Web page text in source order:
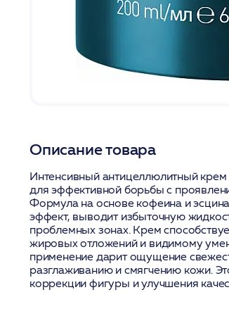
Описание товара
Интенсивный антицеллюлитный
для эффективной борьбы с
Формула на основе кофеина и
эффект, выводит избыточную
проблемных зонах. Крем
жировых отложений и видимому
применение дарит ощущение
разглаживанию и смягчению кожи.
коррекции фигуры и улучшения